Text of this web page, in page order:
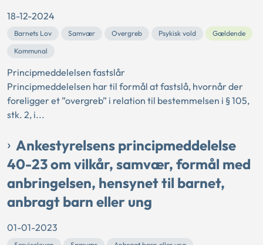
18-12-2024
Barnets Lov Samvær Overgreb Psykisk vold
Gældende
Kommunal
Principmeddelelsen fastslår
Principmeddelelsen har til formål at fastslå, hvornår der
foreligger et ”overgreb” i relation til bestemmelsen i § 105,
stk. 2, i...
Ankestyrelsens principmeddelelse
40-23 om vilkår, samvær, formål med
anbringelsen, hensynet til barnet,
anbragt barn eller ung
01-01-2023